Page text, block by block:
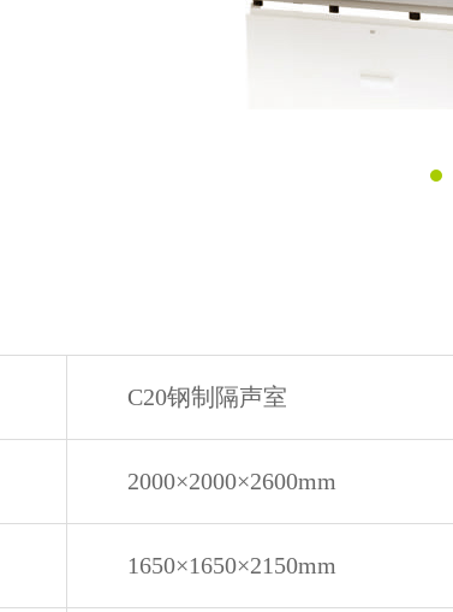
C20钢制隔声室
2000×2000×2600mm
1650×1650×2150mm